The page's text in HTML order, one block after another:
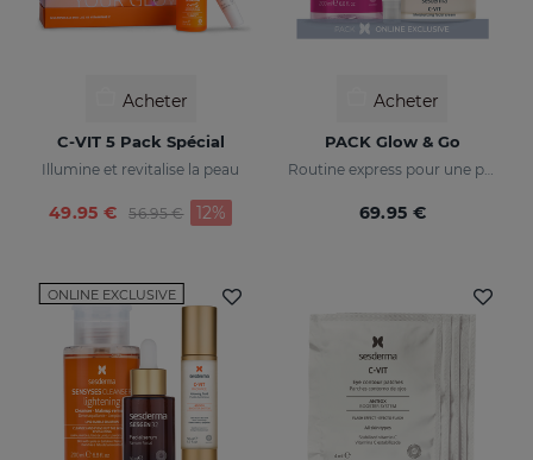
Acheter
C-VIT 5 Pack Spécial
Illumine et revitalise la peau
Price reduced from
56.95 €
to 12%
49.95 €
Acheter
PACK Glow & Go
Routine express pour une peau lumineuse et protégée
69.95 €
ONLINE EXCLUSIVE